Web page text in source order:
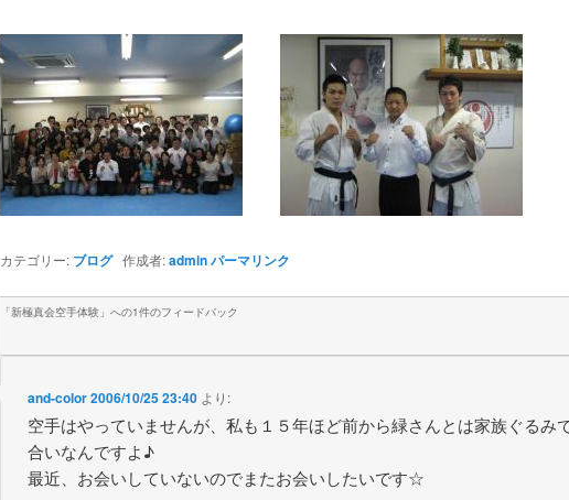
カテゴリー: ブログ作成者:adminパーマリンク
「新極真会空手体験」への1件のフィードバック
and-color2006/10/25 23:40 より:
空手はやっていませんが、私も１５年ほど前から緑さんとは家族ぐるみ
合いなんですよ♪
最近、お会いしていないのでまたお会いしたいです☆